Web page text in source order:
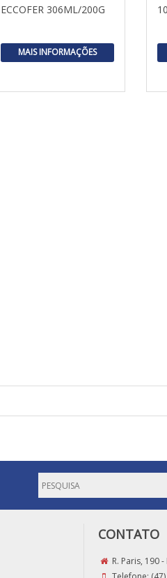
ECCOFER 306ML/200G
MAIS INFORMAÇÕES
CONTATO
R. Paris, 190